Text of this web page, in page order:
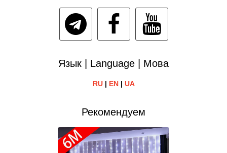
Язык | Language | Мова
RU| EN| UA
Рекомендуем